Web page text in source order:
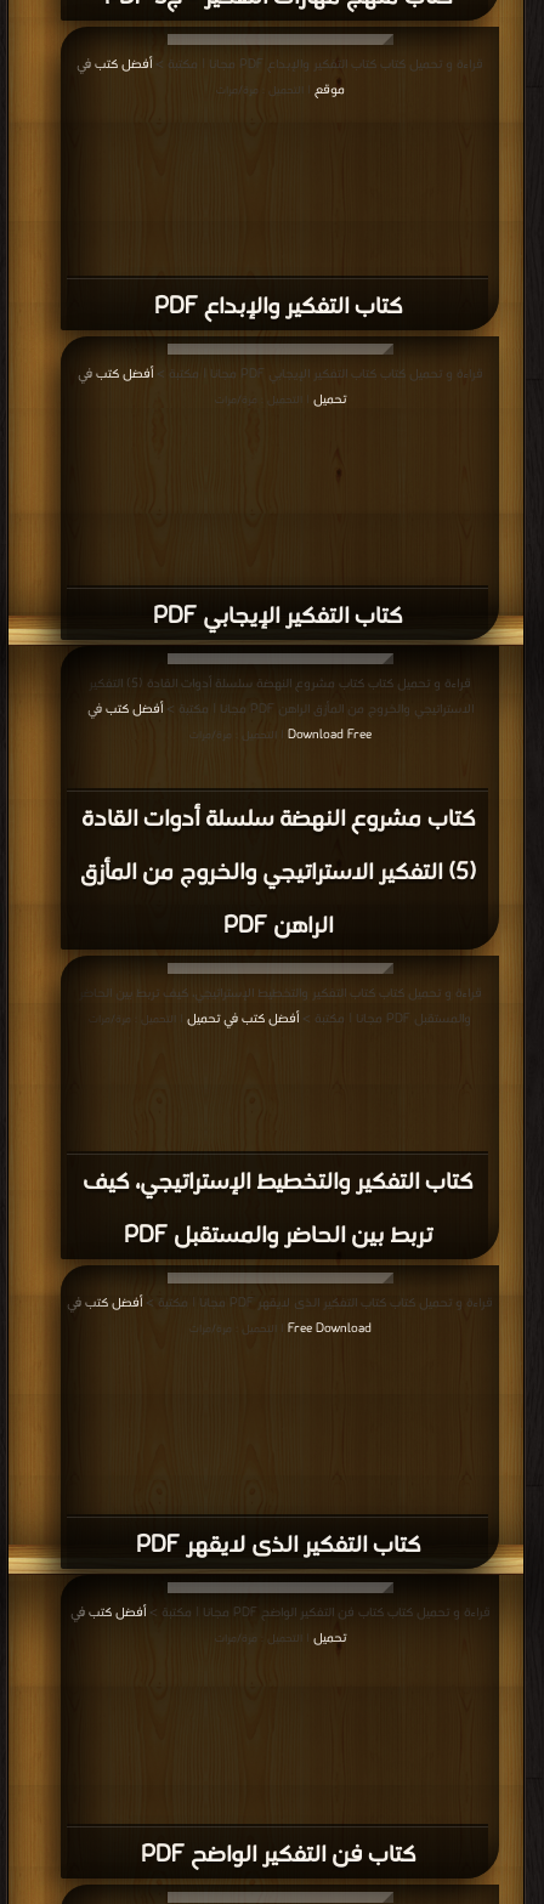
كتاب التفكير والإبداع PDF
قراءة و تحميل كتاب كتاب التفكير والإبداع PDF مجانا | مكتبة >
أفضل كتب في
موقع
| التحميل : مرة/مرات
كتاب التفكير الإيجابي PDF
قراءة و تحميل كتاب كتاب التفكير الإيجابي PDF مجانا | مكتبة >
أفضل كتب في
تحميل
| التحميل : مرة/مرات
كتاب مشروع النهضة سلسلة أدوات القادة
(5) التفكير الاستراتيجي والخروج من المأزق
الراهن PDF
قراءة و تحميل كتاب كتاب مشروع النهضة سلسلة أدوات القادة (5) التفكير
الاستراتيجي والخروج من المأزق الراهن PDF مجانا | مكتبة >
أفضل كتب في
Download Free | التحميل : مرة/مرات
كتاب التفكير والتخطيط الإستراتيجي، كيف
تربط بين الحاضر والمستقبل PDF
قراءة و تحميل كتاب كتاب التفكير والتخطيط الإستراتيجي، كيف تربط بين الحاضر
والمستقبل PDF مجانا | مكتبة >
أفضل كتب في تحميل | التحميل : مرة/مرات
كتاب التفكير الذى لايقهر PDF
قراءة و تحميل كتاب كتاب التفكير الذى لايقهر PDF مجانا | مكتبة >
أفضل كتب في
Free Download | التحميل : مرة/مرات
كتاب فن التفكير الواضح PDF
قراءة و تحميل كتاب كتاب فن التفكير الواضح PDF مجانا | مكتبة >
أفضل كتب في
تحميل
| التحميل : مرة/مرات